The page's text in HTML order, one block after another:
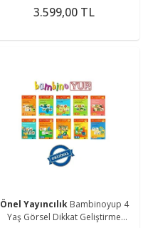
3.599,00 TL
Önel Yayıncılık Bambinoyup 4
Yaş Görsel Dikkat Geliştirme